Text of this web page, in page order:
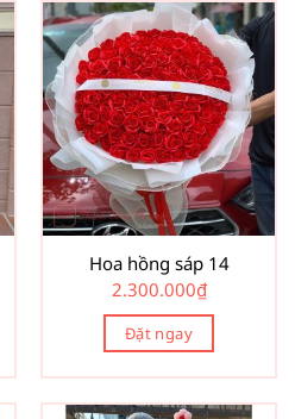
Hoa hồng sáp 14
2.300.000₫
Đặt ngay